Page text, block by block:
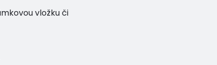
vložku či